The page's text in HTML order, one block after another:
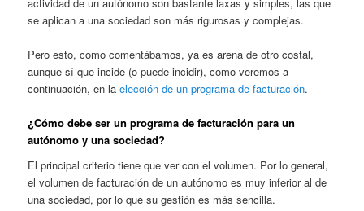
se aplican a una sociedad son más rigurosas y complejas.
Pero esto, como comentábamos, ya es arena de otro costal,
aunque sí que incide (o puede incidir), como veremos a
continuación, en laelección de un programa de facturación.
¿Cómo debe ser un programa de facturación para un
autónomo y una sociedad?
El principal criterio tiene que ver con el volumen. Por lo general,
el volumen de facturación de un autónomo es muy inferior al de
una sociedad, por lo que su gestión es más sencilla.